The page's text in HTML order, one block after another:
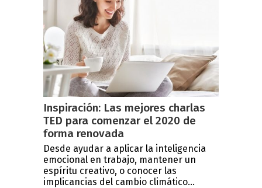
Inspiración: Las mejores charlas
TED para comenzar el 2020 de
forma renovada
Desde ayudar a aplicar la inteligencia
emocional en trabajo, mantener un
espíritu creativo, o conocer las
implicancias del cambio climático...